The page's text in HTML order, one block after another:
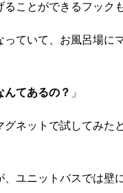
ことができるフック
ていて、お風呂場に
んてあるの？ 」
ネットで試してみた
ユニットバスでは壁